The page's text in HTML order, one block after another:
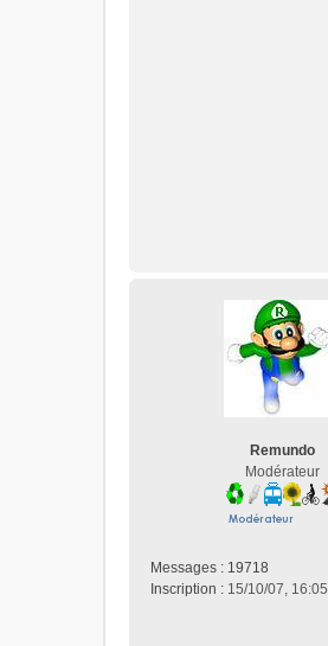
Remundo
Modérateur
Messages : 19718
Inscription : 15/10/07, 16:05